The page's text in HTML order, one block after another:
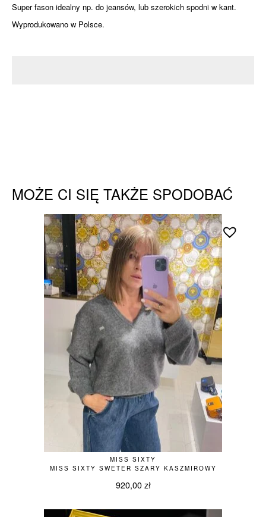
Super fason idealny np. do jeansów, lub szerokich spodni w kant.
Wyprodukowano w Polsce.
MOŻE CI SIĘ TAKŻE SPODOBAĆ
MISS SIXTY
MISS SIXTY SWETER SZARY KASZMIROWY
920,00 zł